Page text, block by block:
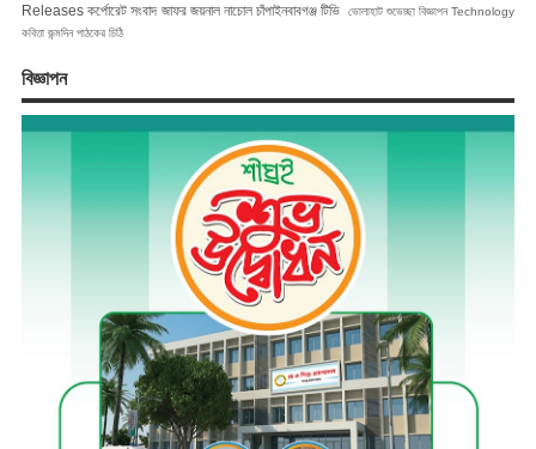
Releases কর্পোরেট সংবাদ জাফর জয়নাল নাচোল চাঁপাইনবাবগঞ্জ টিভি ভোলাহাট শুভেচ্ছা বিজ্ঞাপন Technology
কবিতা জন্মদিন পাঠকের চিঠি
বিজ্ঞাপন